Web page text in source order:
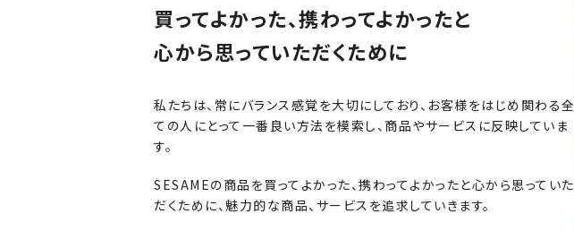
買ってよかった、携わってよかったと
心から思っていただくために
私たちは、常にバランス感覚を大切にしており、お客様をはじめ関わる全
ての人にとって一番良い方法を模索し、商品やサービスに反映していま
す。
SESAMEの商品を買ってよかった、携わってよかったと心から思っていた
だくために、魅力的な商品、サービスを追求していきます。